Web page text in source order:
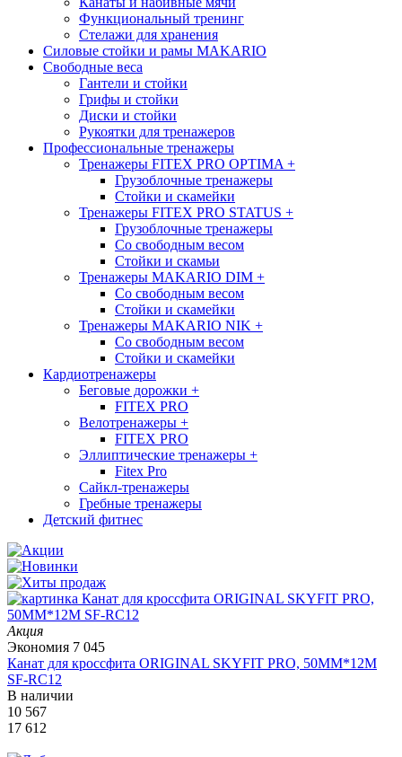
Функциональный тренинг
Стелажи для хранения
Силовые стойки и рамы MAKARIO
Свободные веса
Гантели и стойки
Грифы и стойки
Диски и стойки
Рукоятки для тренажеров
Профессиональные тренажеры
Тренажеры FITEX PRO OPTIMA +
Грузоблочные тренажеры
Стойки и скамейки
Тренажеры FITEX PRO STATUS +
Грузоблочные тренажеры
Со свободным весом
Стойки и скамьи
Тренажеры MAKARIO DIM +
Со свободным весом
Стойки и скамейки
Тренажеры MAKARIO NIK +
Со свободным весом
Стойки и скамейки
Кардиотренажеры
Беговые дорожки +
FITEX PRO
Велотренажеры +
FITEX PRO
Эллиптические тренажеры +
Fitex Pro
Сайкл-тренажеры
Гребные тренажеры
Детский фитнес
Акция
Экономия 7 045
Канат для кроссфита ORIGINAL SKYFIT PRO, 50MM*12M
SF-RС12
В наличии
10 567
17 612